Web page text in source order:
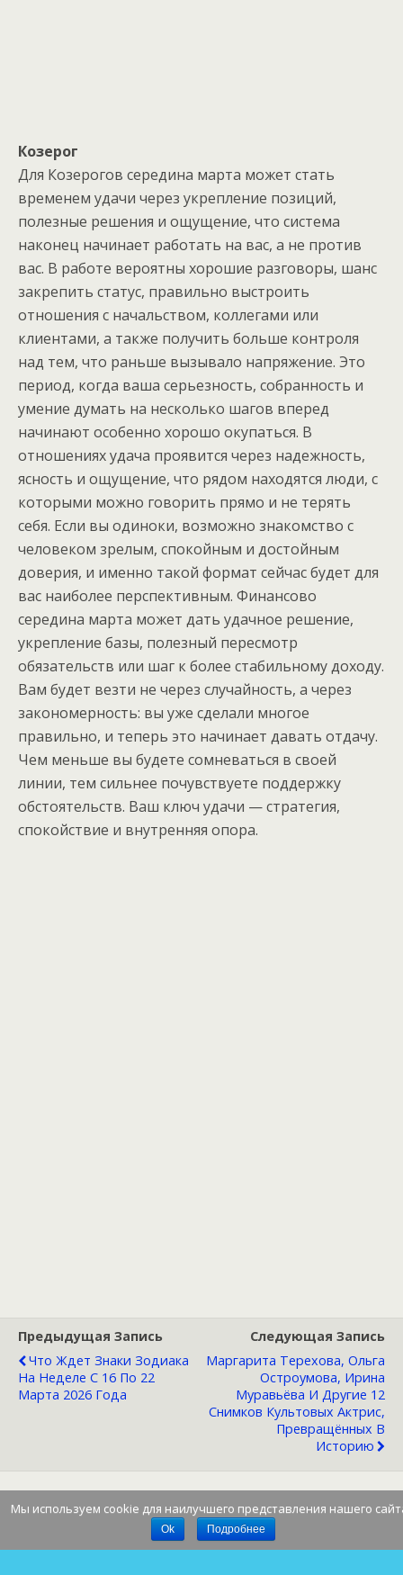
Козерог
Для Козерогов середина марта может стать
временем удачи через укрепление позиций,
полезные решения и ощущение, что система
наконец начинает работать на вас, а не против
вас. В работе вероятны хорошие разговоры, шанс
закрепить статус, правильно выстроить
отношения с начальством, коллегами или
клиентами, а также получить больше контроля
над тем, что раньше вызывало напряжение. Это
период, когда ваша серьезность, собранность и
умение думать на несколько шагов вперед
начинают особенно хорошо окупаться. В
отношениях удача проявится через надежность,
ясность и ощущение, что рядом находятся люди, с
которыми можно говорить прямо и не терять
себя. Если вы одиноки, возможно знакомство с
человеком зрелым, спокойным и достойным
доверия, и именно такой формат сейчас будет для
вас наиболее перспективным. Финансово
середина марта может дать удачное решение,
укрепление базы, полезный пересмотр
обязательств или шаг к более стабильному доходу.
Вам будет везти не через случайность, а через
закономерность: вы уже сделали многое
правильно, и теперь это начинает давать отдачу.
Чем меньше вы будете сомневаться в своей
линии, тем сильнее почувствуете поддержку
обстоятельств. Ваш ключ удачи — стратегия,
спокойствие и внутренняя опора.
Предыдущая Запись
Что Ждет Знаки Зодиака
На Неделе С 16 По 22
Марта 2026 Года
Следующая Запись
Маргарита Терехова, Ольга
Остроумова, Ирина
Муравьёва И Другие 12
Снимков Культовых Актрис,
Превращённых В
Историю
Мы используем cookie для наилучшего представления нашего
Ok Подробнее
Наверх